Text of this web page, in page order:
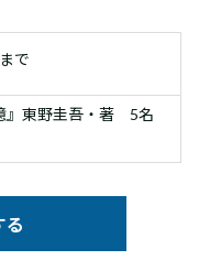
で
』東野圭吾・著 5名
る